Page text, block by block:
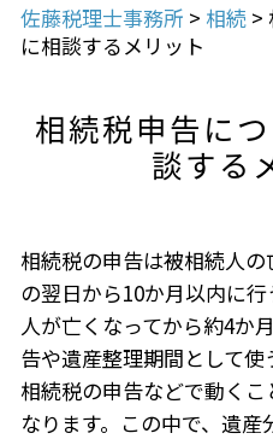
佐藤税理士事務所 > 相続 >
に相談するメリット
相続税申告に
談する
相続税の申告は被相続人
の翌日から10か月以内に
人が亡くなってから約4か
告や遺産整理期間として
相続税の申告などで動く
なります。この中で、遺